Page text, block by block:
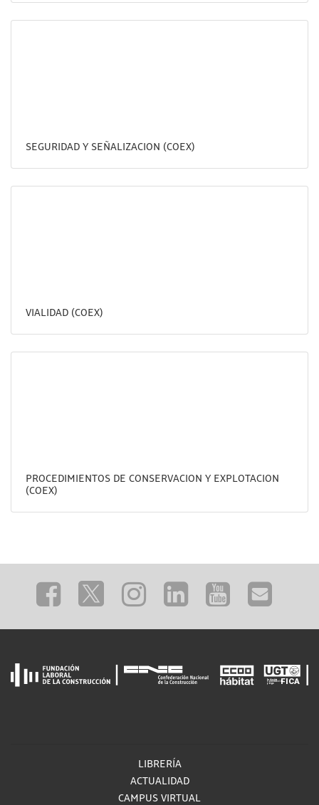
SEGURIDAD Y SEÑALIZACION (COEX)
VIALIDAD (COEX)
PROCEDIMIENTOS DE CONSERVACION Y EXPLOTACION
(COEX)
LIBRERÍA
ACTUALIDAD
CAMPUS VIRTUAL